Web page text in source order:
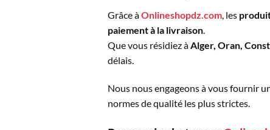
Grâce àOnlineshopdz.com, les
paiement à la livraison.
Que vous résidiez àAlger, Oran,
délais.
Nous nous engageons à vous fournir
normes de qualité les plus strictes.